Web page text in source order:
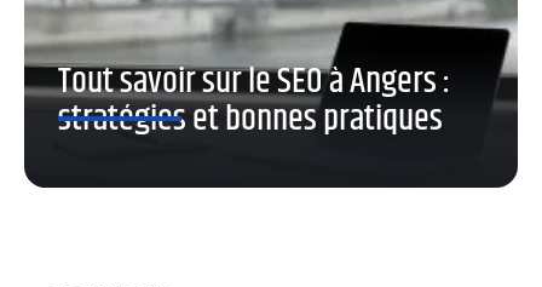
Tout savoir sur le SEO à Angers :
stratégies et bonnes pratiques